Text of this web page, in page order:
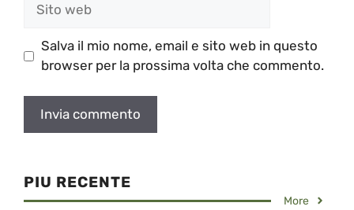
Salva il mio nome, email e sito web in questo
browser per la prossima volta che commento.
PIU RECENTE
More